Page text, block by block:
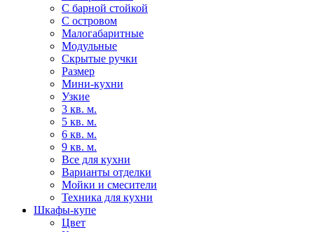
С барной стойкой
С островом
Малогабаритные
Модульные
Скрытые ручки
Размер
Мини-кухни
Узкие
3 кв. м.
5 кв. м.
6 кв. м.
9 кв. м.
Все для кухни
Варианты отделки
Мойки и смесители
Техника для кухни
Шкафы-купе
Цвет